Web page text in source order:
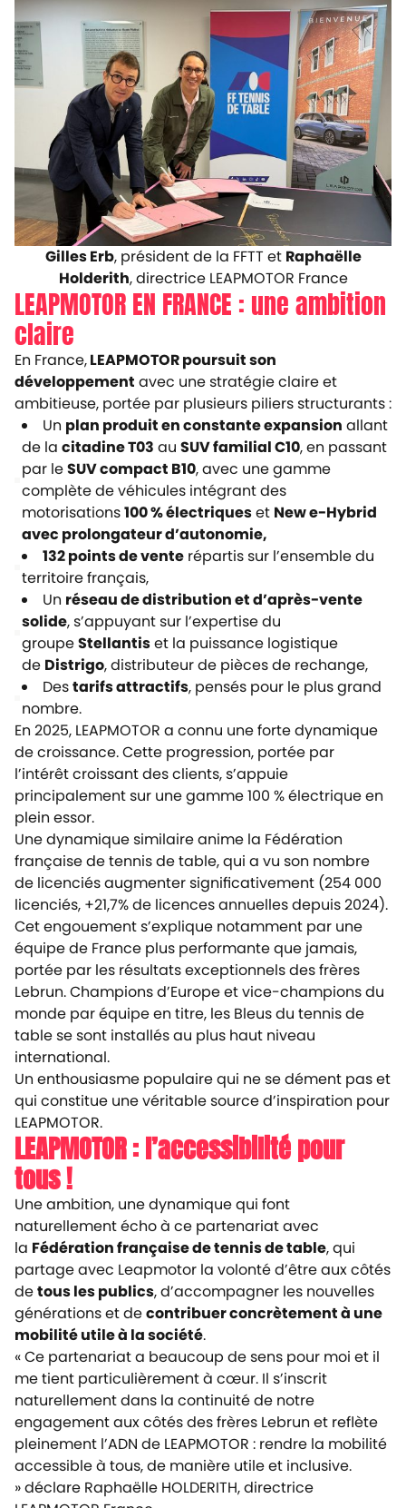
Gilles Erb, président de la FFTT et Raphaëlle
Holderith, directrice LEAPMOTOR France
LEAPMOTOR EN FRANCE : une ambition
claire
En France,LEAPMOTOR poursuit son
développement avec une stratégie claire et
ambitieuse, portée par plusieurs piliers structurants :
Un plan produit en constante expansion allant
de la citadine T03 au SUV familial C10, en passant
par leSUV compact B10, avec une gamme
complète de véhicules intégrant des
motorisations100 % électriqueset New e-Hybrid
avec prolongateur d’autonomie,
132 points de vente répartis sur l’ensemble du
territoire français,
Un réseau de distribution et d’après-vente
solide, s’appuyant sur l’expertise du
groupeStellantiset la puissance logistique
de Distrigo, distributeur de pièces de rechange,
Destarifs attractifs, pensés pour le plus grand
nombre.
En 2025, LEAPMOTOR a connu une forte dynamique
de croissance. Cette progression, portée par
l’intérêt croissant des clients, s’appuie
principalement sur une gamme 100 % électrique en
plein essor.
Une dynamique similaire anime la Fédération
française de tennis de table, qui a vu son nombre
de licenciés augmenter significativement (254 000
licenciés, +21,7% de licences annuelles depuis 2024).
Cet engouement s’explique notamment par une
équipe de France plus performante que jamais,
portée par les résultats exceptionnels des frères
Lebrun. Champions d’Europe et vice-champions du
monde par équipe en titre, les Bleus du tennis de
table se sont installés au plus haut niveau
international.
Un enthousiasme populaire qui ne se dément pas et
qui constitue une véritable source d’inspiration pour
LEAPMOTOR.
LEAPMOTOR : l’accessibilité pour
tous !
Une ambition, une dynamique qui font
naturellement écho à ce partenariat avec
la Fédération française de tennis de table, qui
partage avec Leapmotor la volonté d’être aux côtés
detous les publics, d’accompagner les nouvelles
générations et decontribuer concrètement à une
mobilité utile à la société.
« Ce partenariat a beaucoup de sens pour moi et il
me tient particulièrement à cœur. Il s’inscrit
naturellement dans la continuité de notre
engagement aux côtés des frères Lebrun et reflète
pleinement l’ADN de LEAPMOTOR : rendre la mobilité
accessible à tous, de manière utile et inclusive.
»déclare Raphaëlle HOLDERITH, directrice